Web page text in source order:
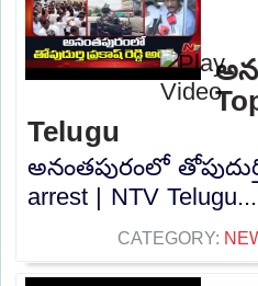
Telugu
అనంతపురంలో
arrest | NTV
CATEGORY: